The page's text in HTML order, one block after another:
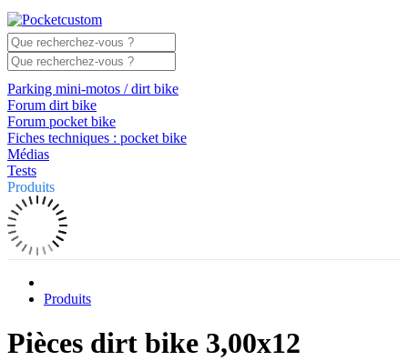
Parking mini-motos / dirt bike
Forum dirt bike
Forum pocket bike
Fiches techniques : pocket bike
Médias
Tests
Produits
Produits
Pièces dirt bike 3,00x12